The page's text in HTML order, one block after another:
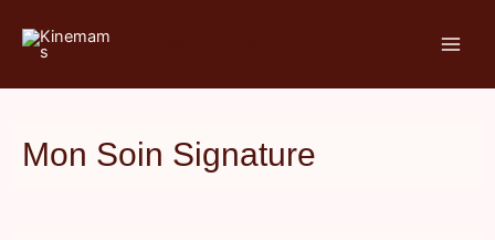
contenu
Mon Soin Signature